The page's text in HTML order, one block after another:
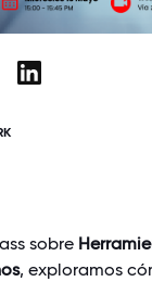
sobre
, exploramos